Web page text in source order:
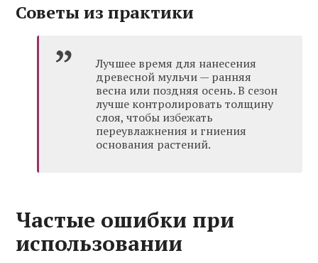
Советы из практики
Лучшее время для нанесения
древесной мульчи — ранняя
весна или поздняя осень. В сезон
лучше контролировать толщину
слоя, чтобы избежать
переувлажнения и гниения
основания растений.
Частые ошибки при
использовании